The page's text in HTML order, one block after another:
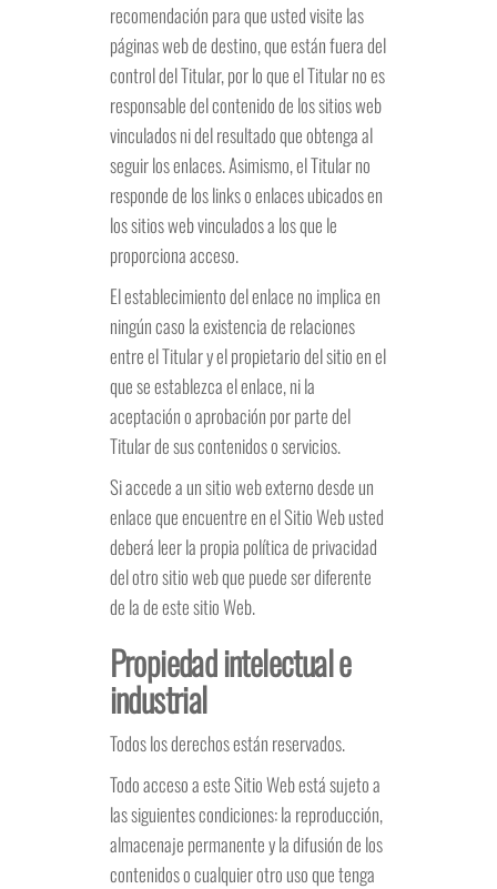
recomendación para que usted visite las
páginas web de destino, que están fuera del
control del Titular, por lo que el Titular no es
responsable del contenido de los sitios web
vinculados ni del resultado que obtenga al
seguir los enlaces. Asimismo, el Titular no
responde de los links o enlaces ubicados en
los sitios web vinculados a los que le
proporciona acceso.
El establecimiento del enlace no implica en
ningún caso la existencia de relaciones
entre el Titular y el propietario del sitio en el
que se establezca el enlace, ni la
aceptación o aprobación por parte del
Titular de sus contenidos o servicios.
Si accede a un sitio web externo desde un
enlace que encuentre en el Sitio Web usted
deberá leer la propia política de privacidad
del otro sitio web que puede ser diferente
de la de este sitio Web.
Propiedad intelectual e
industrial
Todos los derechos están reservados.
Todo acceso a este Sitio Web está sujeto a
las siguientes condiciones: la reproducción,
almacenaje permanente y la difusión de los
contenidos o cualquier otro uso que tenga